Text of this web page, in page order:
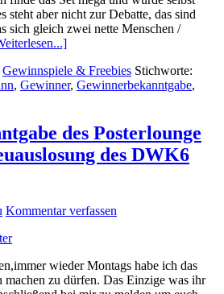
steht aber nicht zur Debatte, das sind
sich gleich zwei nette Menschen /
Gewinnspiele & Freebies Stichworte:
, Gewinner, Gewinnerbekanntgabe,
des Posterlounge
des DWK6
Kommentar verfassen
wieder Montags habe ich das
zu dürfen. Das Einzige was ihr